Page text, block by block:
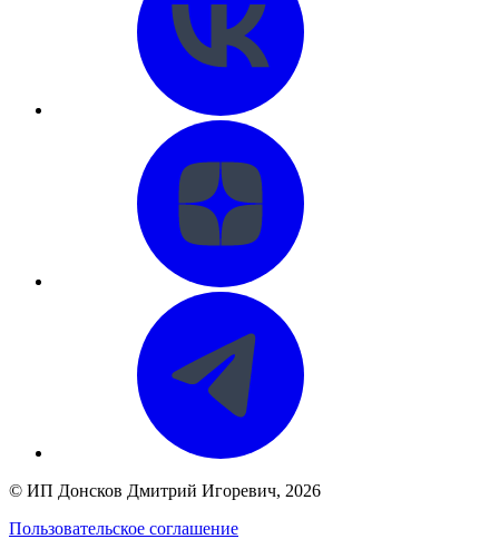
© ИП Донсков Дмитрий Игоревич, 2026
Пользовательское соглашение